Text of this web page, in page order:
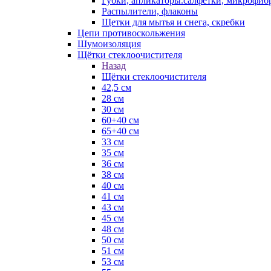
Распылители, флаконы
Щетки для мытья и снега, скребки
Цепи противоскольжения
Шумоизоляция
Щётки стеклоочистителя
Назад
Щётки стеклоочистителя
42,5 см
28 см
30 см
60+40 см
65+40 см
33 см
35 см
36 см
38 см
40 см
41 см
43 см
45 см
48 см
50 см
51 см
53 см